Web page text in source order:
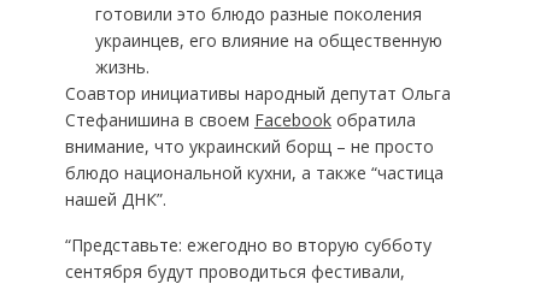
готовили это блюдо разные поколения
украинцев, его влияние на общественную
жизнь.
Соавтор инициативы народный депутат Ольга
Стефанишина в своем Facebookобратила
внимание, что украинский борщ – не просто
блюдо национальной кухни, а также “частица
нашей ДНК”.
“Представьте: ежегодно во вторую субботу
сентября будут проводиться фестивали,